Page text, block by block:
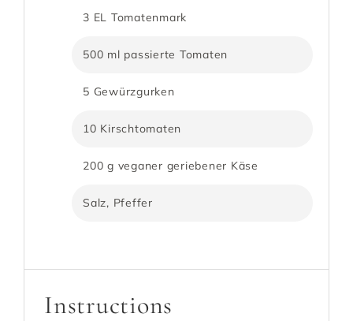
3 EL Tomatenmark
500 ml passierte Tomaten
5 Gewürzgurken
10 Kirschtomaten
200 g veganer geriebener Käse
Salz, Pfeffer
Instructions